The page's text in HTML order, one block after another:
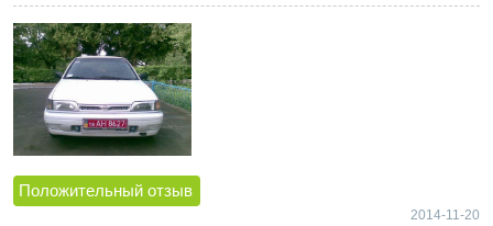
Положительный отзыв
2014-11-20